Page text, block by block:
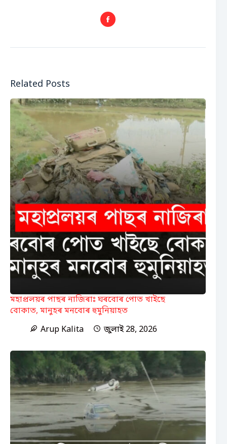
Related Posts
মহাপ্ৰলয়ৰ পাছৰ নাজিৰাঃ ঘৰবোৰ পোত খাইছে
বোকাত, মানুহৰ মনবোৰ হুমুনিয়াহত
Arup Kalita
জুলাই 28, 2026